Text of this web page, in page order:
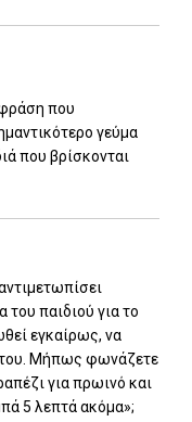
που
γεύμα
που βρίσκονται
παιδιού για το
εγκαίρως, να
του. Μήπως φωνάζετε
για πρωινό και
5 λεπτά ακόμα»;